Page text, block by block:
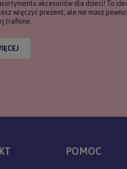
akcesoriów dla dzieci! To
wręczyć prezent, ale nie masz
trafione.
POMOC